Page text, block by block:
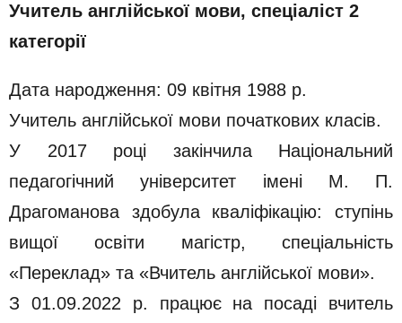
Учитель англійської мови, спеціаліст 2
категорії
Дата народження: 09 квітня 1988 р.
Учитель англійської мови початкових класів.
У 2017 році закінчила Національний
педагогічний університет імені М. П.
Драгоманова здобула кваліфікацію: ступінь
вищої освіти магістр, спеціальність
«Переклад» та «Вчитель англійської мови».
З 01.09.2022 р. працює на посаді вчитель